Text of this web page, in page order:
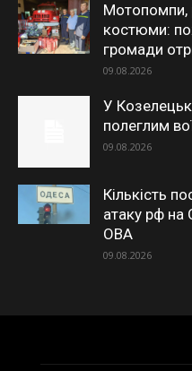
Мотопомпи,
костюми:
громади
09.08.2026
У
полеглим
09.08.2026
Кількість
атаку рф
ОВА
09.08.2026